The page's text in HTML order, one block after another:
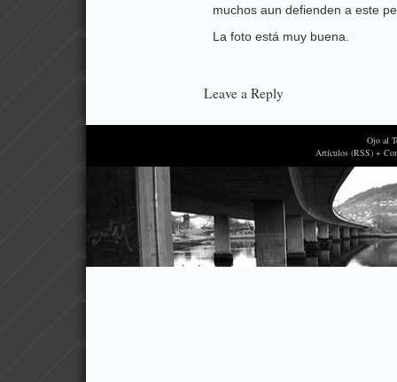
muchos aun defienden a este
La foto está muy buena.
Leave a Reply
Ojo al
Artículos (RSS) +